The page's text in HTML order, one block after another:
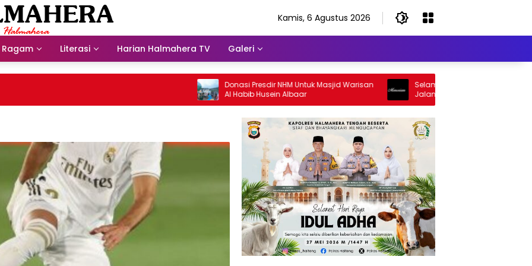
Kamis, 6 Agustus 2026
Ragam Literasi Harian Halmahera TV Galeri
Donasi Presdir NHM Untuk Masjid Warisan
Al Habib Husein Albaar
Selamat Jalan Sang Inspirator,
Jalan Abangku Yuslam Idris